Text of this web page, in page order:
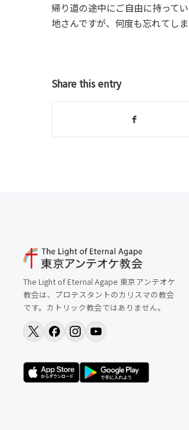
帰り道の途中にご自由に持って
地さんですが、何度も忘れてし
Share this entry
The Light of Eternal Agape 東京アンテオケ
教会は、プロテスタントのカリスマの教会
です。カトリック教会ではありません。